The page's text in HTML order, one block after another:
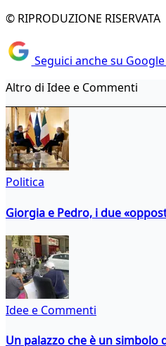
© RIPRODUZIONE RISERVATA
Seguici anche su
Altro di Idee e Commenti
Politica
Giorgia e Pedro, i due
Idee e Commenti
Un palazzo che è un simbolo